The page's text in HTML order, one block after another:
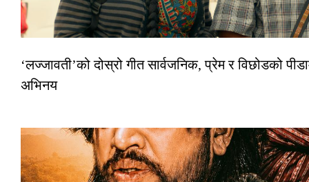
‘लज्जावती’को दोस्रो गीत सार्वजनिक, प्रेम र विछोडको
अभिनय